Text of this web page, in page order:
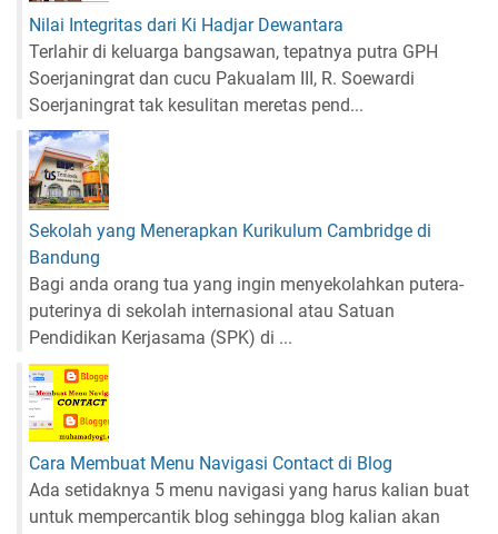
Nilai Integritas dari Ki Hadjar Dewantara
Terlahir di keluarga bangsawan, tepatnya putra GPH
Soerjaningrat dan cucu Pakualam III, R. Soewardi
Soerjaningrat tak kesulitan meretas pend...
Sekolah yang Menerapkan Kurikulum Cambridge di
Bandung
Bagi anda orang tua yang ingin menyekolahkan putera-
puterinya di sekolah internasional atau Satuan
Pendidikan Kerjasama (SPK) di ...
Cara Membuat Menu Navigasi Contact di Blog
Ada setidaknya 5 menu navigasi yang harus kalian buat
untuk mempercantik blog sehingga blog kalian akan